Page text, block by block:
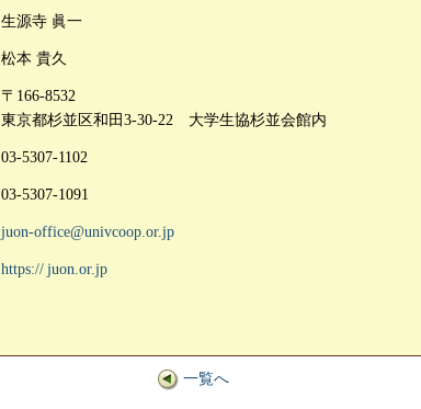
生源寺 眞一
松本 貴久
〒166-8532
東京都杉並区和田3-30-22 大学生協杉並会館内
03-5307-1102
03-5307-1091
juon-office@univcoop.or.jp
https:// juon.or.jp
一覧へ